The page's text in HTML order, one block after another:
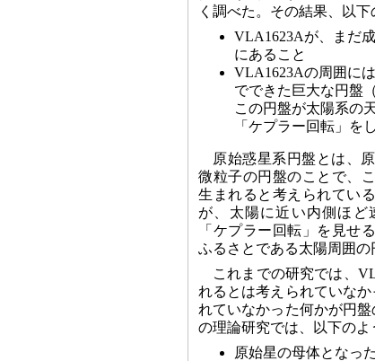
く調べた。その結果、以下
VLA1623Aが、まだ
にあること
VLA1623Aの周囲に
でできた巨大な円盤
この円盤が太陽系の
「ケプラー回転」を
原始惑星系円盤とは、
微粒子の円盤のことで、
生まれると考えられてい
が、太陽に近い内側ほど
「ケプラー回転」を見せ
ふるさとである太陽周囲の
これまでの研究では、
れるとは考えられていな
れていなかった何かが円
の理論研究では、以下のよ
原始星の母体となっ